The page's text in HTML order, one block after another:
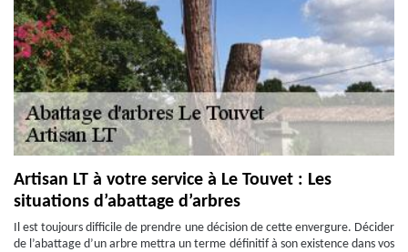
Artisan LT à votre service à Le Touvet : Les
situations d’abattage d’arbres
Il est toujours difficile de prendre une décision de cette envergure. Décider
de l’abattage d’un arbre mettra un terme définitif à son existence dans vos